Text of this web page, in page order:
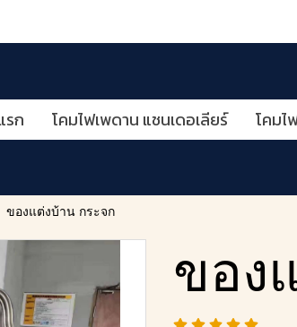
รก โคมไฟเพดาน แชนเดอเลียร์ โคม
ของแต่งบ้าน กระจก
ของ